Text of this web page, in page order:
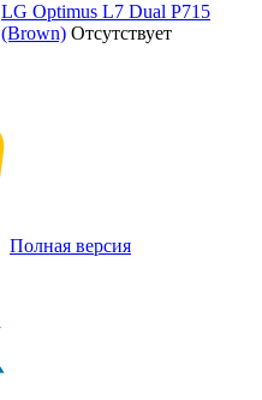
LG Optimus L7 Dual P715
(Brown) Отсутствует
Полная версия